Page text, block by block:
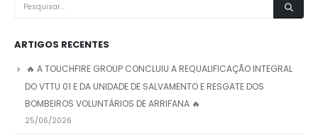
ARTIGOS RECENTES
🔥 A TOUCHFIRE GROUP CONCLUIU A REQUALIFICAÇÃO INTEGRAL
DO VTTU 01 E DA UNIDADE DE SALVAMENTO E RESGATE DOS
BOMBEIROS VOLUNTÁRIOS DE ARRIFANA 🔥
25/06/2026